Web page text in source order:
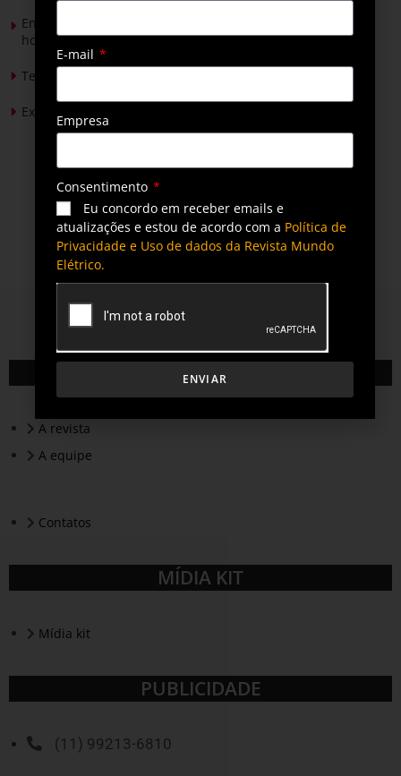
Energia solar permitirá ampliar em 25% a produção de
hortaliças em projeto social no Tocantins
Tendências de Iluminação em 2026
Expansão da energia solar no Brasil
QUEM SOMOS
A revista
A equipe
Contatos
MÍDIA KIT
Mídia kit
PUBLICIDADE
(11) 99213-6810
E-mail
Empresa
Consentimento
Eu concordo em receber emails e
atualizações e estou de acordo com a Política de
Privacidade e Uso de dados da Revista Mundo
Elétrico.
ENVIAR